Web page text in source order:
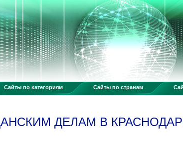
Сайты по категориям Сайты по странам
ДЕЛАМ В